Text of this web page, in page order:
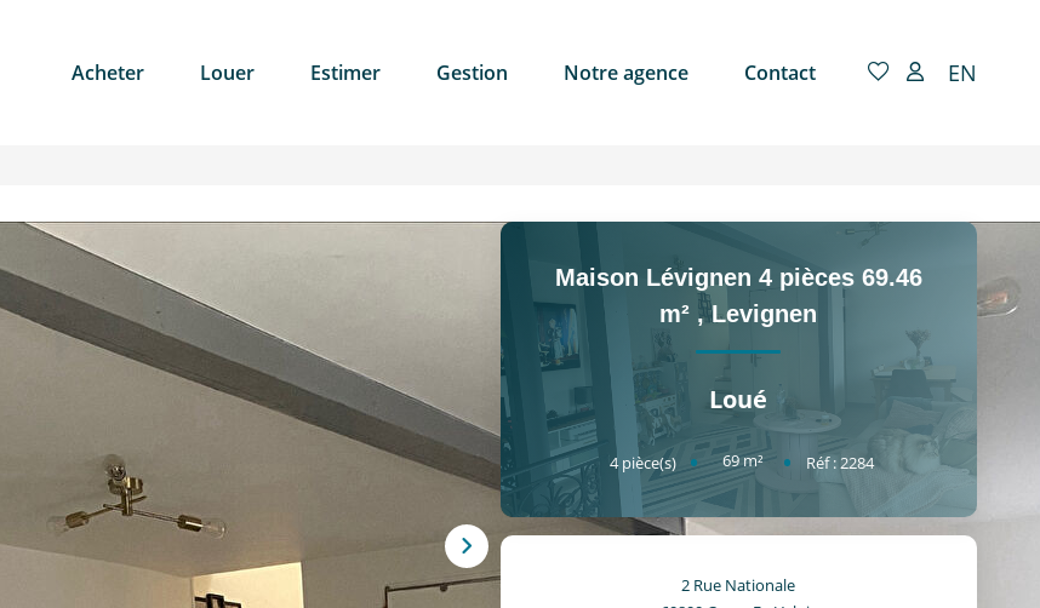
Acheter Louer Estimer Gestion Notre agence Contact EN
Maison Lévignen 4 pièces 69.46
m² ,Levignen
Loué
4pièce(s) 69m² Réf :2284
2 Rue Nationale